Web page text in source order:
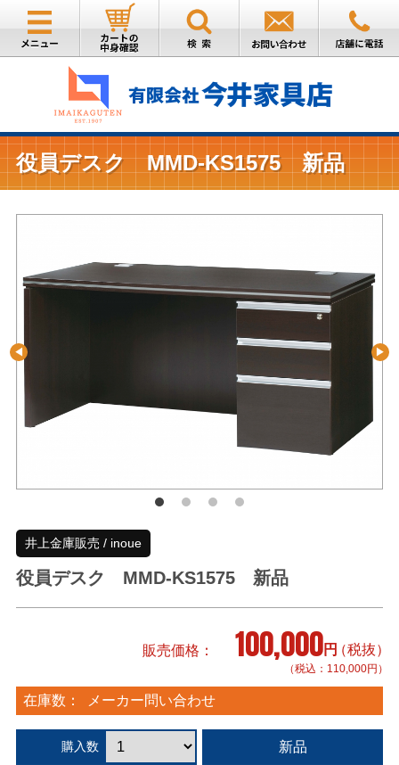
役員デスク MMD-KS1575 新品
井上金庫販売 / inoue
役員デスク MMD-KS1575 新品
販売価格 100,000円（税抜）
（税込：110,000円）
在庫数： メーカー問い合わせ
購入数 新品